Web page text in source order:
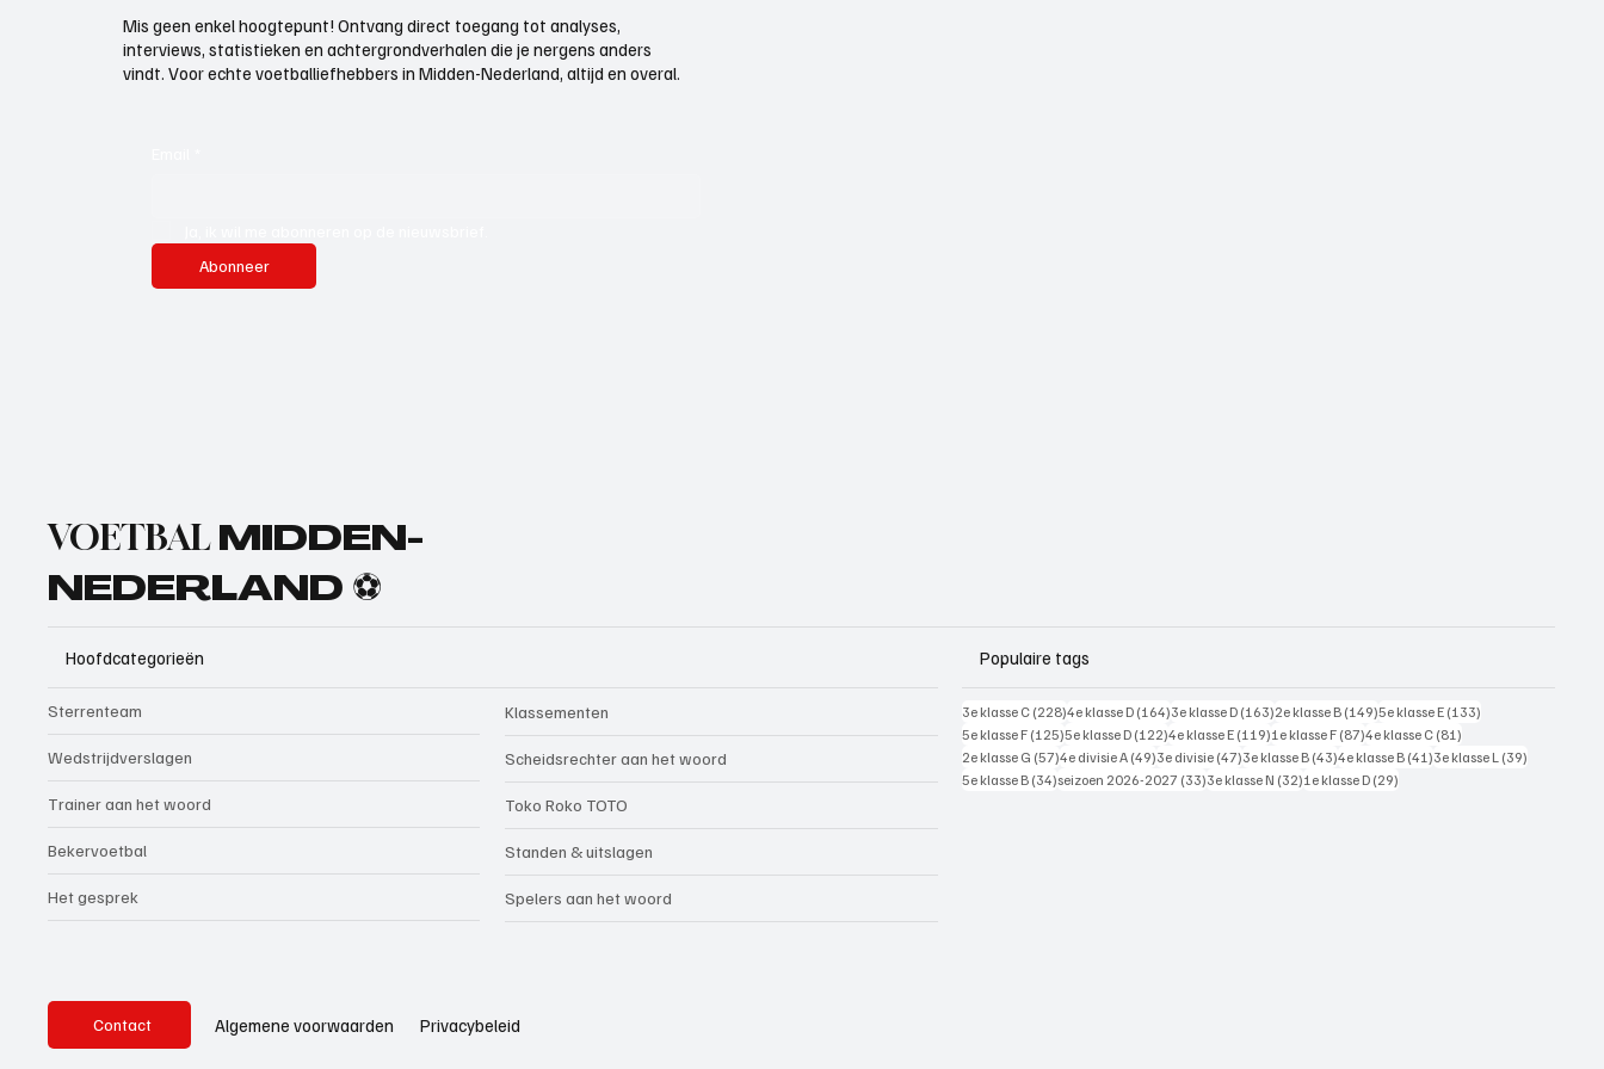
Mis geen enkel hoogtepunt! Ontvang direct toegang tot analyses,
interviews, statistieken en achtergrondverhalen die je nergens anders
vindt. Voor echte voetballiefhebbers in Midden-Nederland, altijd en overal.
Abonneer
VOETBAL MIDDEN-
NEDERLAND ⚽
Hoofdcategorieën
Sterrenteam
Wedstrijdverslagen
Trainer aan het woord
Bekervoetbal
Het gesprek
Klassementen
Scheidsrechter aan het woord
Toko Roko TOTO
Standen & uitslagen
Spelers aan het woord
Populaire tags
3e klasse C (228)228 posts
4e klasse D (164)164 posts
3e klasse D (163)163 posts
2e klasse B (149)149 posts
5e klasse E (133)
5e klasse F (125)125 posts
5e klasse D (122)122 posts
4e klasse E (119)119 posts
1e klasse F (87)87 posts
4e klasse C (81)
2e klasse G (57)57 posts
4e divisie A (49)49 posts
3e divisie (47)47 posts
3e klasse B (43)43 posts
4e klasse B (41)41 posts
3e klasse L (39)
5e klasse B (34)34 posts
seizoen 2026-2027 (33)33 posts
3e klasse N (32)32 posts
1e klasse D (29)
Contact Algemene voorwaarden Privacybeleid